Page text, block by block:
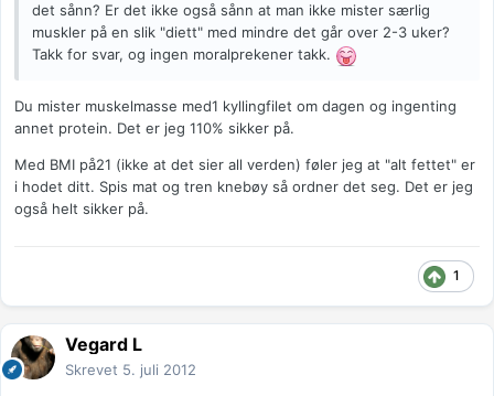
det sånn? Er det ikke også sånn at man ikke mister særlig
muskler på en slik "diett" med mindre det går over 2-3 uker?
Takk for svar, og ingen moralprekener takk.
Du mister muskelmasse med1 kyllingfilet om dagen og ingenting
annet protein. Det er jeg 110% sikker på.
Med BMI på21 (ikke at det sier all verden) føler jeg at "alt fettet" er
i hodet ditt. Spis mat og tren knebøy så ordner det seg. Det er jeg
også helt sikker på.
1
Vegard L
Skrevet 5. juli 2012